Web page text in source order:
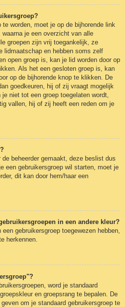
worden, moet je op de bijhorende link
je een overzicht van alle
groepen zijn vrij toegankelijk, ze
lidmaatschap en hebben soms zelf
open groep is, kan je lid worden door op
Als het een gesloten groep is, kan
op de bijhorende knop te klikken. De
goedkeuren, hij of zij vraagt mogelijk
niet tot een groep toegelaten wordt,
vallen, hij of zij heeft een reden om je
de beheerder gemaakt, deze beslist dus
een gebruikersgroep wil starten, moet je
dit kan door hem/haar een
in een andere kleur?
gebruikersgroep toegewezen hebben,
herkennen.
word je standaard
en groepsrang te bepalen. De
om je standaard gebruikersgroep te